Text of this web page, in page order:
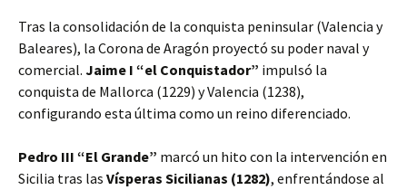
Tras la consolidación de la conquista peninsular (Valencia y
Baleares), la Corona de Aragón proyectó su poder naval y
comercial. Jaime I “el Conquistador” impulsó la
conquista de Mallorca (1229) y Valencia (1238),
configurando esta última como un reino diferenciado.
Pedro III “El Grande” marcó un hito con la intervención en
Sicilia tras las Vísperas Sicilianas (1282), enfrentándose al